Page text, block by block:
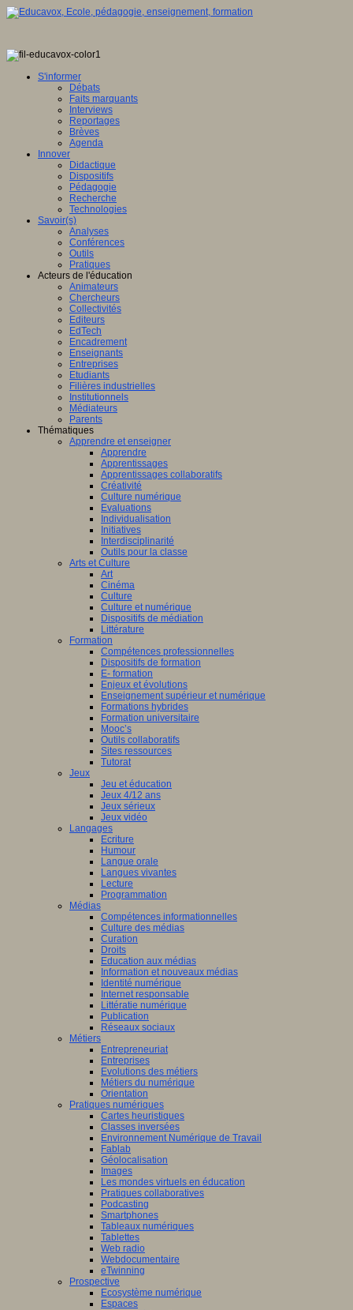
S'informer
Débats
Faits marquants
Interviews
Reportages
Brèves
Agenda
Innover
Didactique
Dispositifs
Pédagogie
Recherche
Technologies
Savoir(s)
Analyses
Conférences
Outils
Pratiques
Acteurs de l'éducation
Animateurs
Chercheurs
Collectivités
Editeurs
EdTech
Encadrement
Enseignants
Entreprises
Etudiants
Filières industrielles
Institutionnels
Médiateurs
Parents
Thématiques
Apprendre et enseigner
Apprendre
Apprentissages
Apprentissages collaboratifs
Créativité
Culture numérique
Evaluations
Individualisation
Initiatives
Interdisciplinarité
Outils pour la classe
Arts et Culture
Art
Cinéma
Culture
Culture et numérique
Dispositifs de médiation
Littérature
Formation
Compétences professionnelles
Dispositifs de formation
E- formation
Enjeux et évolutions
Enseignement supérieur et numérique
Formations hybrides
Formation universitaire
Mooc’s
Outils collaboratifs
Sites ressources
Tutorat
Jeux
Jeu et éducation
Jeux 4/12 ans
Jeux sérieux
Jeux vidéo
Langages
Ecriture
Humour
Langue orale
Langues vivantes
Lecture
Programmation
Médias
Compétences informationnelles
Culture des médias
Curation
Droits
Education aux médias
Information et nouveaux médias
Identité numérique
Internet responsable
Littératie numérique
Publication
Réseaux sociaux
Métiers
Entrepreneuriat
Entreprises
Evolutions des métiers
Métiers du numérique
Orientation
Pratiques numériques
Cartes heuristiques
Classes inversées
Environnement Numérique de Travail
Fablab
Géolocalisation
Images
Les mondes virtuels en éducation
Pratiques collaboratives
Podcasting
Smartphones
Tableaux numériques
Tablettes
Web radio
Webdocumentaire
eTwinning
Prospective
Ecosystème numérique
Espaces